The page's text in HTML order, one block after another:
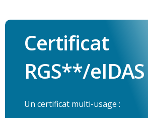
Certificat
RGS**/eIDAS
Un certificat multi-usage :